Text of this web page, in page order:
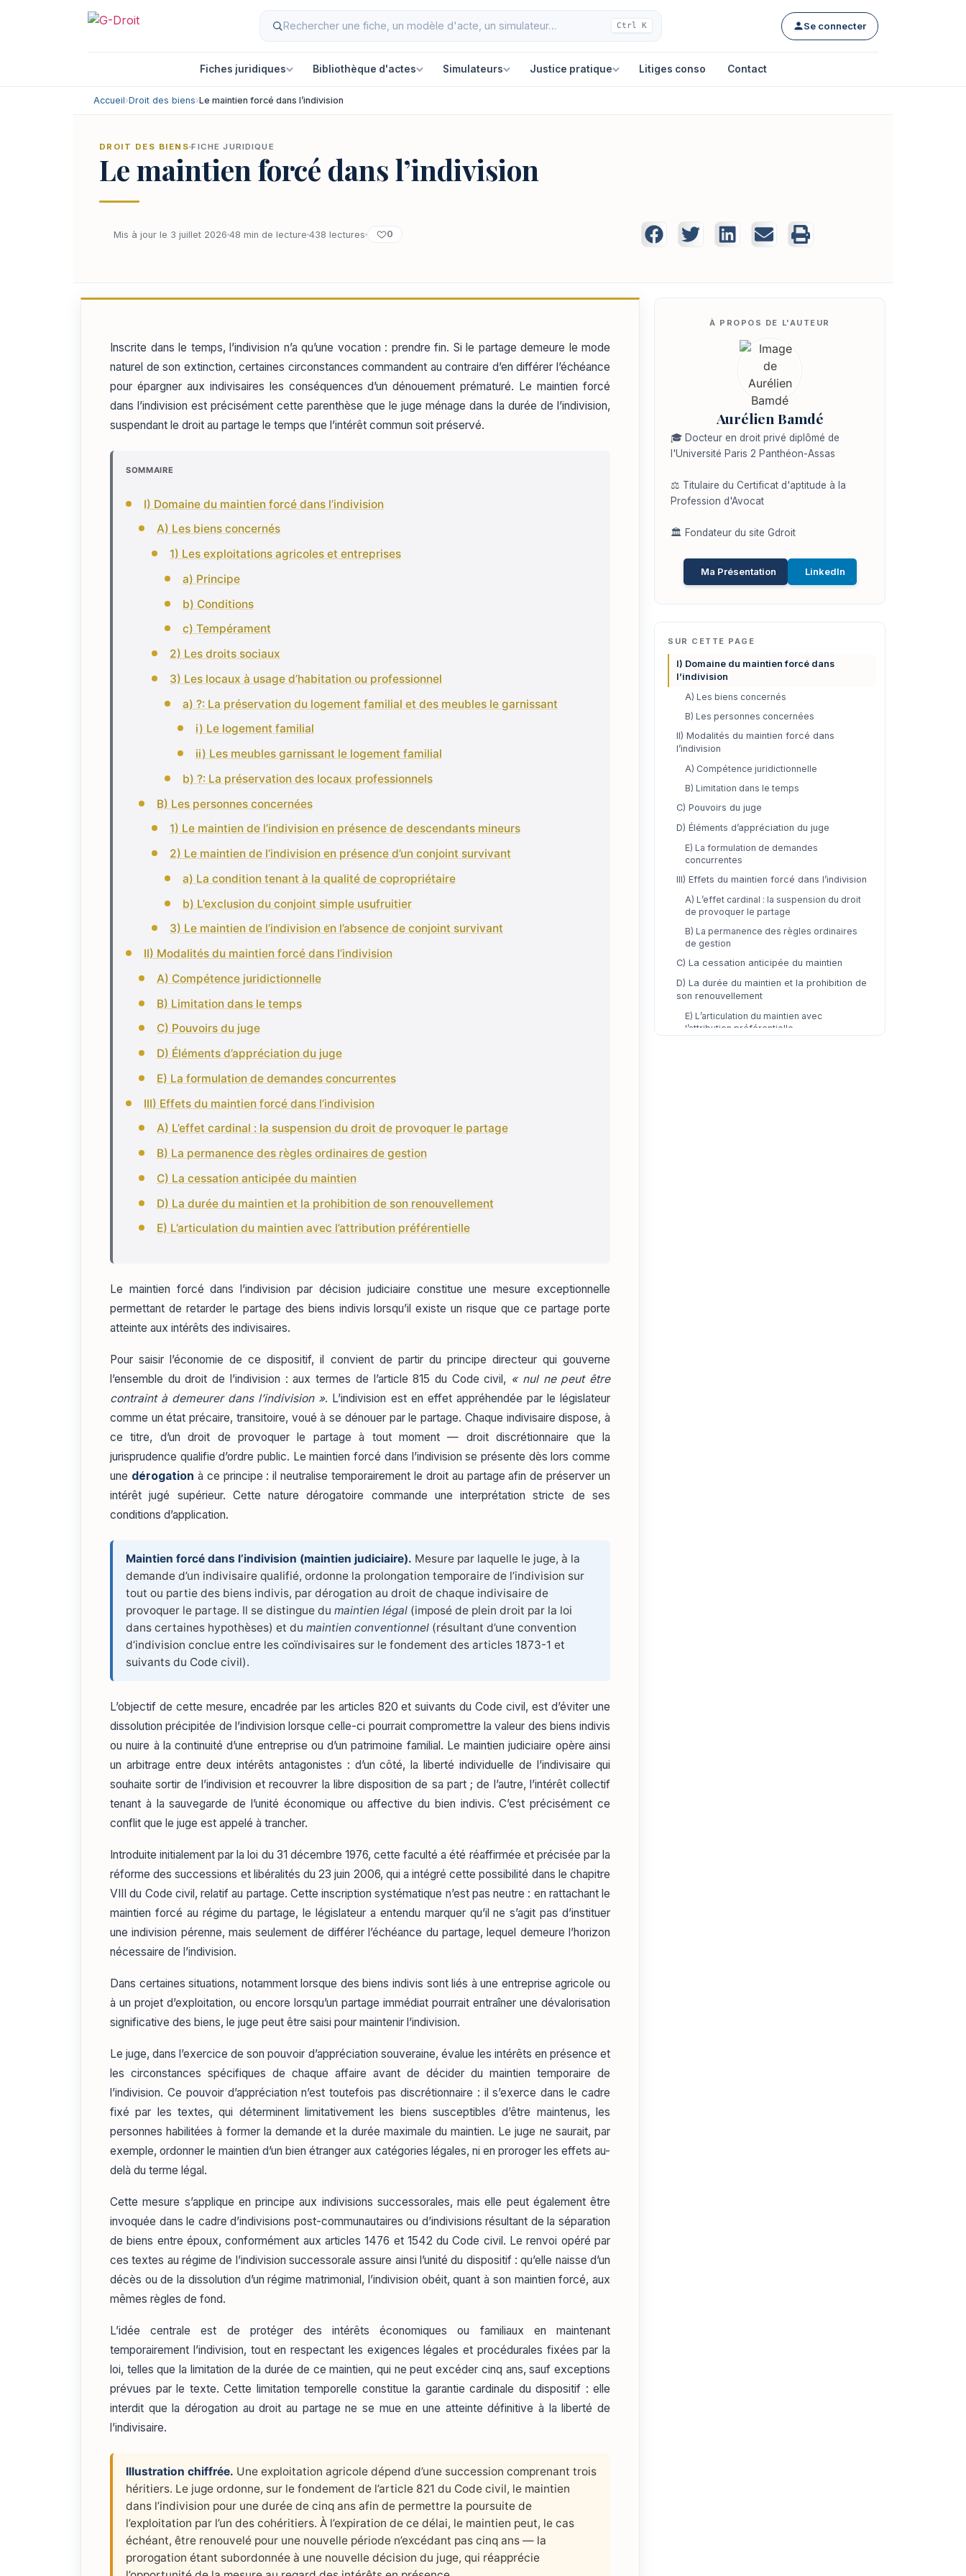
Ctrl K Se connecter
Fiches juridiques Bibliothèque d'actes Simulateurs Justice pratique Litiges conso Contact
Accueil›Droit des biens›Le maintien forcé dans l’indivision
DROIT DES BIENS FICHE JURIDIQUE
Le maintien forcé dans l’indivision
Mis à jour le 3 juillet 2026 48 min de lecture 438 lectures 0
Inscrite dans le temps, l’indivision n’a qu’une vocation : prendre fin. Si le partage demeure le mode
naturel de son extinction, certaines circonstances commandent au contraire d’en différer l’échéance
pour épargner aux indivisaires les conséquences d’un dénouement prématuré. Le maintien forcé
dans l’indivision est précisément cette parenthèse que le juge ménage dans la durée de l’indivision,
suspendant le droit au partage le temps que l’intérêt commun soit préservé.
SOMMAIRE
I) Domaine du maintien forcé dans l’indivision
A) Les biens concernés
1) Les exploitations agricoles et entreprises
a) Principe
b) Conditions
c) Tempérament
2) Les droits sociaux
3) Les locaux à usage d’habitation ou professionnel
a) ?: La préservation du logement familial et des meubles le garnissant
i) Le logement familial
ii) Les meubles garnissant le logement familial
b) ?: La préservation des locaux professionnels
B) Les personnes concernées
1) Le maintien de l’indivision en présence de descendants mineurs
2) Le maintien de l’indivision en présence d’un conjoint survivant
a) La condition tenant à la qualité de copropriétaire
b) L’exclusion du conjoint simple usufruitier
3) Le maintien de l’indivision en l’absence de conjoint survivant
II) Modalités du maintien forcé dans l’indivision
A) Compétence juridictionnelle
B) Limitation dans le temps
C) Pouvoirs du juge
D) Éléments d’appréciation du juge
E) La formulation de demandes concurrentes
III) Effets du maintien forcé dans l’indivision
A) L’effet cardinal : la suspension du droit de provoquer le partage
B) La permanence des règles ordinaires de gestion
C) La cessation anticipée du maintien
D) La durée du maintien et la prohibition de son renouvellement
E) L’articulation du maintien avec l’attribution préférentielle
Le maintien forcé dans l’indivision par décision judiciaire constitue une mesure exceptionnelle
permettant de retarder le partage des biens indivis lorsqu’il existe un risque que ce partage porte
atteinte aux intérêts des indivisaires.
Pour saisir l’économie de ce dispositif, il convient de partir du principe directeur qui gouverne
l’ensemble du droit de l’indivision : aux termes de l’article 815 du Code civil, « nul ne peut être
contraint à demeurer dans l’indivision ». L’indivision est en effet appréhendée par le législateur
comme un état précaire, transitoire, voué à se dénouer par le partage. Chaque indivisaire dispose, à
ce titre, d’un droit de provoquer le partage à tout moment — droit discrétionnaire que la
jurisprudence qualifie d’ordre public. Le maintien forcé dans l’indivision se présente dès lors comme
une dérogation à ce principe : il neutralise temporairement le droit au partage afin de préserver un
intérêt jugé supérieur. Cette nature dérogatoire commande une interprétation stricte de ses
conditions d’application.
Maintien forcé dans l’indivision (maintien judiciaire). Mesure par laquelle le juge, à la
demande d’un indivisaire qualifié, ordonne la prolongation temporaire de l’indivision sur
tout ou partie des biens indivis, par dérogation au droit de chaque indivisaire de
provoquer le partage. Il se distingue du maintien légal (imposé de plein droit par la loi
dans certaines hypothèses) et du maintien conventionnel (résultant d’une convention
d’indivision conclue entre les coïndivisaires sur le fondement des articles 1873-1 et
suivants du Code civil).
L’objectif de cette mesure, encadrée par les articles 820 et suivants du Code civil, est d’éviter une
dissolution précipitée de l’indivision lorsque celle-ci pourrait compromettre la valeur des biens indivis
ou nuire à la continuité d’une entreprise ou d’un patrimoine familial. Le maintien judiciaire opère ainsi
un arbitrage entre deux intérêts antagonistes : d’un côté, la liberté individuelle de l’indivisaire qui
souhaite sortir de l’indivision et recouvrer la libre disposition de sa part ; de l’autre, l’intérêt collectif
tenant à la sauvegarde de l’unité économique ou affective du bien indivis. C’est précisément ce
conflit que le juge est appelé à trancher.
Introduite initialement par la loi du 31 décembre 1976, cette faculté a été réaffirmée et précisée par la
réforme des successions et libéralités du 23 juin 2006, qui a intégré cette possibilité dans le chapitre
VIII du Code civil, relatif au partage. Cette inscription systématique n’est pas neutre : en rattachant le
maintien forcé au régime du partage, le législateur a entendu marquer qu’il ne s’agit pas d’instituer
une indivision pérenne, mais seulement de différer l’échéance du partage, lequel demeure l’horizon
nécessaire de l’indivision.
Dans certaines situations, notamment lorsque des biens indivis sont liés à une entreprise agricole ou
à un projet d’exploitation, ou encore lorsqu’un partage immédiat pourrait entraîner une dévalorisation
significative des biens, le juge peut être saisi pour maintenir l’indivision.
Le juge, dans l’exercice de son pouvoir d’appréciation souveraine, évalue les intérêts en présence et
les circonstances spécifiques de chaque affaire avant de décider du maintien temporaire de
l’indivision. Ce pouvoir d’appréciation n’est toutefois pas discrétionnaire : il s’exerce dans le cadre
fixé par les textes, qui déterminent limitativement les biens susceptibles d’être maintenus, les
personnes habilitées à former la demande et la durée maximale du maintien. Le juge ne saurait, par
exemple, ordonner le maintien d’un bien étranger aux catégories légales, ni en proroger les effets au-
delà du terme légal.
Cette mesure s’applique en principe aux indivisions successorales, mais elle peut également être
invoquée dans le cadre d’indivisions post-communautaires ou d’indivisions résultant de la séparation
de biens entre époux, conformément aux articles 1476 et 1542 du Code civil. Le renvoi opéré par
ces textes au régime de l’indivision successorale assure ainsi l’unité du dispositif : qu’elle naisse d’un
décès ou de la dissolution d’un régime matrimonial, l’indivision obéit, quant à son maintien forcé, aux
mêmes règles de fond.
L’idée centrale est de protéger des intérêts économiques ou familiaux en maintenant
temporairement l’indivision, tout en respectant les exigences légales et procédurales fixées par la
loi, telles que la limitation de la durée de ce maintien, qui ne peut excéder cinq ans, sauf exceptions
prévues par le texte. Cette limitation temporelle constitue la garantie cardinale du dispositif : elle
interdit que la dérogation au droit au partage ne se mue en une atteinte définitive à la liberté de
l’indivisaire.
Illustration chiffrée. Une exploitation agricole dépend d’une succession comprenant trois
héritiers. Le juge ordonne, sur le fondement de l’article 821 du Code civil, le maintien
dans l’indivision pour une durée de cinq ans afin de permettre la poursuite de
l’exploitation par l’un des cohéritiers. À l’expiration de ce délai, le maintien peut, le cas
échéant, être renouvelé pour une nouvelle période n’excédant pas cinq ans — la
prorogation étant subordonnée à une nouvelle décision du juge, qui réapprécie
Aurélien Bamdé
🎓 Docteur en droit privé diplômé de
l'Université Paris 2 Panthéon-Assas
⚖️ Titulaire du Certificat d'aptitude à la
Profession d'Avocat
🏛️ Fondateur du site Gdroit
Ma Présentation LinkedIn
SUR CETTE PAGE
I) Domaine du maintien forcé dans
l’indivision
A) Les biens concernés
B) Les personnes concernées
II) Modalités du maintien forcé dans
l’indivision
A) Compétence juridictionnelle
B) Limitation dans le temps
C) Pouvoirs du juge
D) Éléments d’appréciation du juge
E) La formulation de demandes
concurrentes
III) Effets du maintien forcé dans l’indivision
A) L’effet cardinal : la suspension du droit
de provoquer le partage
B) La permanence des règles ordinaires
de gestion
C) La cessation anticipée du maintien
D) La durée du maintien et la prohibition de
son renouvellement
E) L’articulation du maintien avec
l’attribution préférentielle